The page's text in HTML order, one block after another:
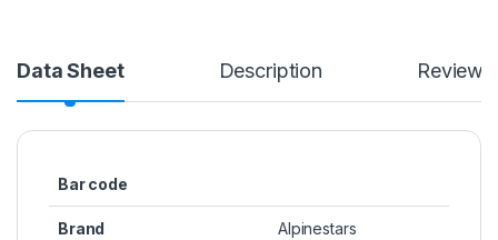
Data Sheet Description Reviews
Bar code
Brand Alpinestars